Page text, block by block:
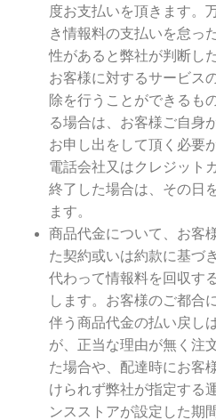
度お支払いを頂きます。
き情報料の支払いを怠っ
性があると弊社が判断し
お客様に対するサービス
除を行うことができるも
る場合は、お客様ご自身
お申し出をして頂く必要
電話会社又はクレジット
終了した場合は、その日
ます。
商品代金について、お客
た契約或いは約款に基づ
代わって情報料を回収す
します。お客様のご都合
伴う商品代金の払い戻し
が、正当な理由が無く注
た場合や、配達時にお客
けられず弊社が指定する
ンスストアが設定した期